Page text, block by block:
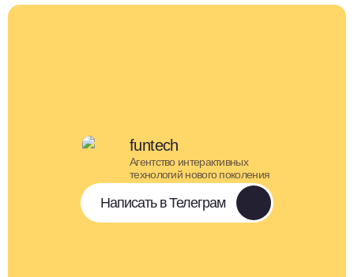
funtech
Агентство интерактивных
технологий нового поколения
Написать в Телеграм